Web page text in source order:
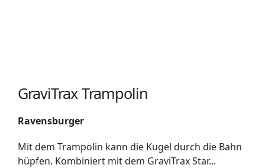
GraviTrax Trampolin
Ravensburger
Mit dem Trampolin kann die Kugel durch die Bahn
hüpfen. Kombiniert mit dem GraviTrax Star...